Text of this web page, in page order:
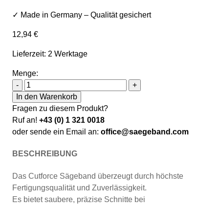
✓ Made in Germany – Qualität gesichert
12,94 €
Lieferzeit: 2 Werktage
Menge:
-
Sawline M42 Bimetall Cutforce Allround Sägeband
+
In den Warenkorb
Fragen zu diesem Produkt?
Ruf an! +43 (0) 1 321 0018
oder sende ein Email an: office@saegeband.com
BESCHREIBUNG
Das Cutforce Sägeband überzeugt durch höchste
Fertigungsqualität und Zuverlässigkeit.
Es bietet saubere, präzise Schnitte bei